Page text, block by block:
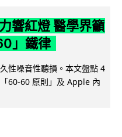
響紅燈 醫學界籲
」鐵律
性噪音性聽損。本文盤點 4
60-60 原則」及 Apple 內